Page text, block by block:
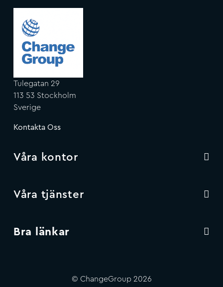
Tulegatan 29
113 53 Stockholm
Sverige
Kontakta Oss
Våra kontor
Våra tjänster
Bra länkar
© ChangeGroup 2026